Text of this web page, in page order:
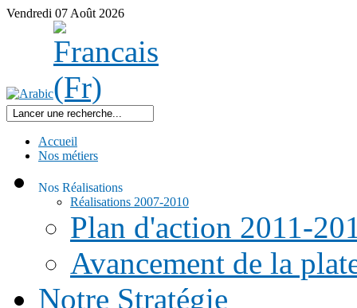
Vendredi 07 Août 2026
Accueil
Nos métiers
Nos Réalisations
Réalisations 2007-2010
Plan d'action 2011-
Avancement de la
Notre Stratégie